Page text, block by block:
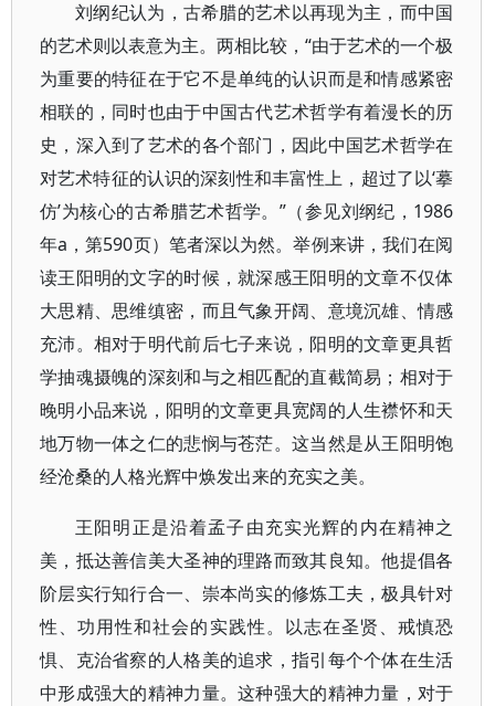
刘纲纪认为，古希腊的艺术以再现为主，而中国
的艺术则以表意为主。两相比较，“由于艺术的一个极
为重要的特征在于它不是单纯的认识而是和情感紧密
相联的，同时也由于中国古代艺术哲学有着漫长的历
史，深入到了艺术的各个部门，因此中国艺术哲学在
对艺术特征的认识的深刻性和丰富性上，超过了以‘摹
仿’为核心的古希腊艺术哲学。”（参见刘纲纪，1986
年a，第590页）笔者深以为然。举例来讲，我们在阅
读王阳明的文字的时候，就深感王阳明的文章不仅体
大思精、思维缜密，而且气象开阔、意境沉雄、情感
充沛。相对于明代前后七子来说，阳明的文章更具哲
学抽魂摄魄的深刻和与之相匹配的直截简易；相对于
晚明小品来说，阳明的文章更具宽阔的人生襟怀和天
地万物一体之仁的悲悯与苍茫。这当然是从王阳明饱
经沧桑的人格光辉中焕发出来的充实之美。
王阳明正是沿着孟子由充实光辉的内在精神之
美，抵达善信美大圣神的理路而致其良知。他提倡各
阶层实行知行合一、崇本尚实的修炼工夫，极具针对
性、功用性和社会的实践性。以志在圣贤、戒慎恐
惧、克治省察的人格美的追求，指引每个个体在生活
中形成强大的精神力量。这种强大的精神力量，对于